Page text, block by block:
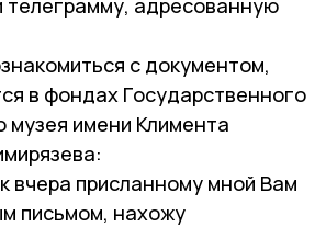
телеграмму, адресованную
с документом,
в фондах Государственного
музея имени Климента
вчера присланному мной Вам
письмом, нахожу